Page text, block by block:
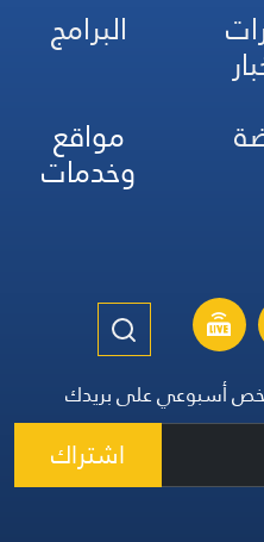
البرامج
مواقع
وخدمات
أسبوعي على بريدك
اشتراك